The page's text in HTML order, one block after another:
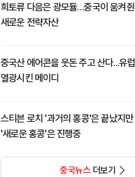
희토류 다음은 광모듈…중국이 움켜쥔
새로운 전략자산
중국산 에어콘을 웃돈 주고 산다...유럽
열광시킨 메이디
스티븐 로치 '과거의 홍콩'은 끝났지만
'새로운 홍콩'은 진행중
중국뉴스더보기